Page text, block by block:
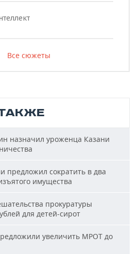
Все сюжеты
назначил уроженца Казани
предложил сократить в два
имущества
прокуратуры
для детей-сирот
увеличить МРОТ до